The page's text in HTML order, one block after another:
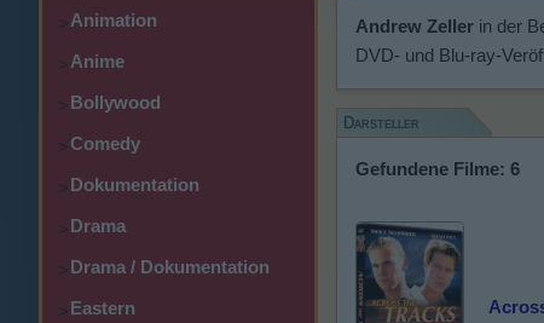
>Animation
>Anime
>Bollywood
>Comedy
>Dokumentation
>Drama
>Drama / Dokumentation
>Eastern
Andrew Zeller in der
DVD- und Blu-ray-
Darsteller
Gefundene Filme: 6